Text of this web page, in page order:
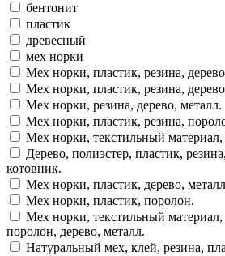
бентонит
пластик
древесный
мех норки
Мех норки, пластик, резина,
Мех норки, пластик, резина,
Мех норки, резина, дерево, металл.
Мех норки, пластик, резина,
Мех норки, текстильный
Дерево, полиэстер, пластик,
котовник.
Мех норки, пластик, дерево,
Мех норки, пластик, поролон.
Мех норки, текстильный материал,
поролон, дерево, металл.
Натуральный мех, клей, резина,